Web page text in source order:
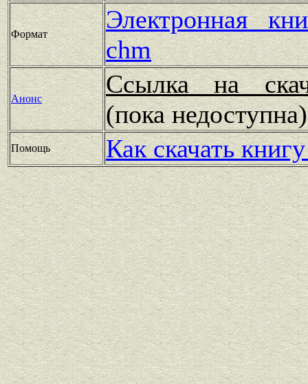
Формат
Электронная
chm
Анонс
Ссылка на
(пока
Помощь Как скачать